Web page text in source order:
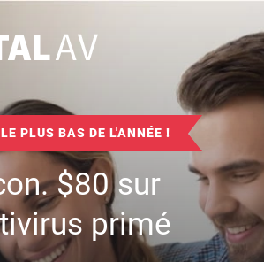
PLUS BAS DE L'ANNÉE !
$80sur
primé